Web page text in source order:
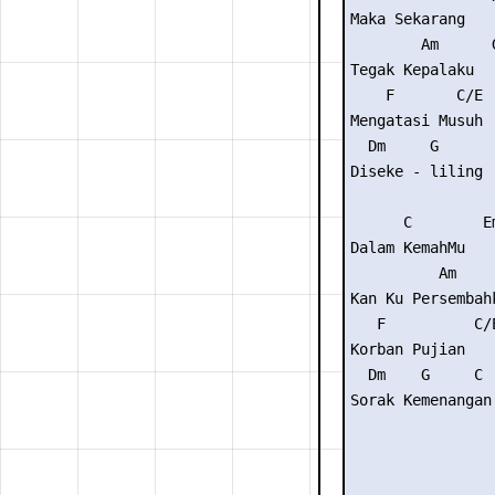
Maka Sekarang
Am
Tegak Kepalaku
    F       C/E
Mengatasi Musuh
  Dm     G
Diseke - liling
C
Dalam KemahMu
Am
Kan Ku
F          C/
Korban Pujian
  Dm    G     C
Sorak Kemenangan